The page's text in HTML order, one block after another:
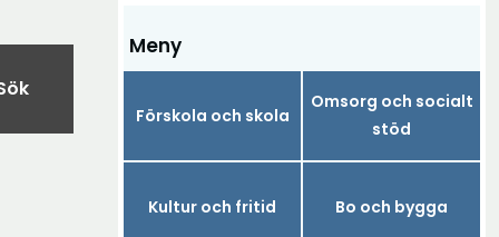
Meny
Förskola och skola
Omsorg och socialt
stöd
Kultur och fritid Bo och bygga